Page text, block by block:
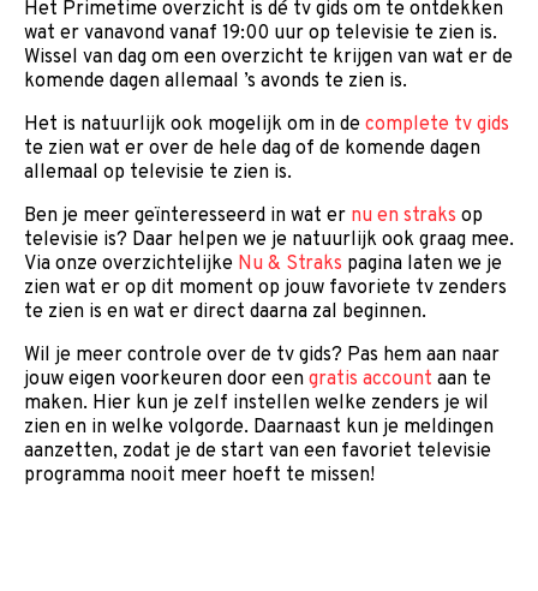
Het Primetime overzicht is dé tv gids om te ontdekken
wat er vanavond vanaf 19:00 uur op televisie te zien is.
Wissel van dag om een overzicht te krijgen van wat er de
komende dagen allemaal ’s avonds te zien is.
Het is natuurlijk ook mogelijk om in de complete tv gids
te zien wat er over de hele dag of de komende dagen
allemaal op televisie te zien is.
Ben je meer geïnteresseerd in wat er nu en straks op
televisie is? Daar helpen we je natuurlijk ook graag mee.
Via onze overzichtelijke Nu & Straks pagina laten we je
zien wat er op dit moment op jouw favoriete tv zenders
te zien is en wat er direct daarna zal beginnen.
Wil je meer controle over de tv gids? Pas hem aan naar
jouw eigen voorkeuren door een gratis account aan te
maken. Hier kun je zelf instellen welke zenders je wil
zien en in welke volgorde. Daarnaast kun je meldingen
aanzetten, zodat je de start van een favoriet televisie
programma nooit meer hoeft te missen!